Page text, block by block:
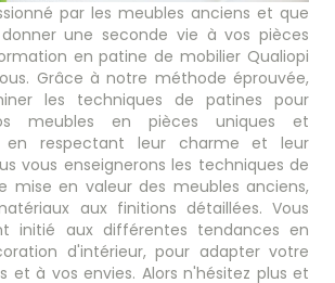
par les meubles anciens et que
une seconde vie à vos pièces
en patine de mobilier Qualiopi
Grâce à notre méthode éprouvée,
les techniques de patines pour
meubles en pièces uniques et
en respectant leur charme et leur
vous enseignerons les techniques de
mise en valeur des meubles anciens,
aux finitions détaillées. Vous
initié aux différentes tendances en
d'intérieur, pour adapter votre
et à vos envies. Alors n'hésitez plus et